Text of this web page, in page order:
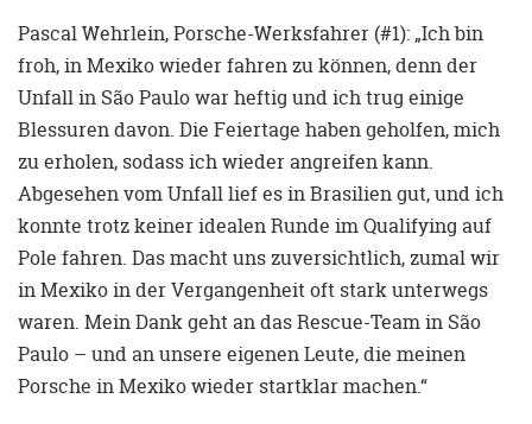
Pascal Wehrlein, Porsche-Werksfahrer (#1): „Ich bin
froh, in Mexiko wieder fahren zu können, denn der
Unfall in São Paulo war heftig und ich trug einige
Blessuren davon. Die Feiertage haben geholfen, mich
zu erholen, sodass ich wieder angreifen kann.
Abgesehen vom Unfall lief es in Brasilien gut, und ich
konnte trotz keiner idealen Runde im Qualifying auf
Pole fahren. Das macht uns zuversichtlich, zumal wir
in Mexiko in der Vergangenheit oft stark unterwegs
waren. Mein Dank geht an das Rescue-Team in São
Paulo – und an unsere eigenen Leute, die meinen
Porsche in Mexiko wieder startklar machen.“